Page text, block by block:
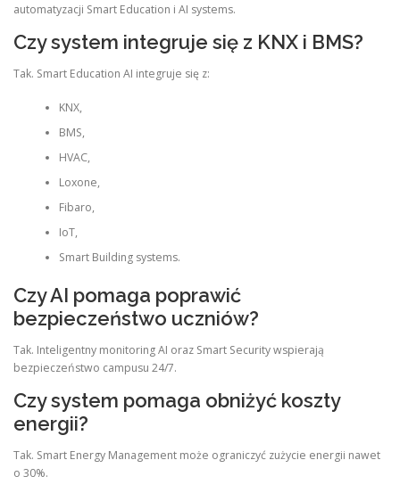
automatyzacji Smart Education i AI systems.
Czy system integruje się z KNX i BMS?
Tak. Smart Education AI integruje się z:
KNX,
BMS,
HVAC,
Loxone,
Fibaro,
IoT,
Smart Building systems.
Czy AI pomaga poprawić
bezpieczeństwo uczniów?
Tak. Inteligentny monitoring AI oraz Smart Security wspierają
bezpieczeństwo campusu 24/7.
Czy system pomaga obniżyć koszty
energii?
Tak. Smart Energy Management może ograniczyć zużycie energii nawet
o 30%.